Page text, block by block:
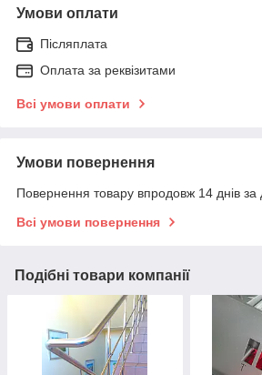
Умови оплати
Післяплата
Оплата за реквізитами
Всі умови оплати
Умови повернення
Повернення товару впродовж 14 днів за
Всі умови повернення
Подібні товари компанії